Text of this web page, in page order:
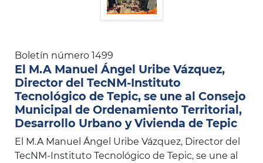
Boletín número 1499
El M.A Manuel Ángel Uribe Vázquez,
Director del TecNM-Instituto
Tecnológico de Tepic, se une al Consejo
Municipal de Ordenamiento Territorial,
Desarrollo Urbano y Vivienda de Tepic
El M.A Manuel Ángel Uribe Vázquez, Director del
TecNM-Instituto Tecnológico de Tepic, se une al